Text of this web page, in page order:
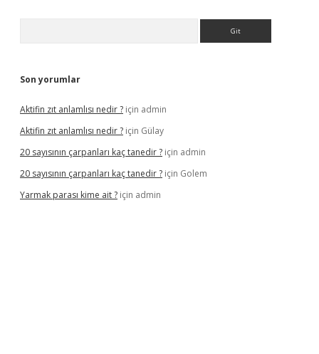
Son yorumlar
Aktifin zıt anlamlısı nedir ? için admin
Aktifin zıt anlamlısı nedir ? için Gülay
20 sayısının çarpanları kaç tanedir ? için admin
20 sayısının çarpanları kaç tanedir ? için Golem
Yarmak parası kime ait ? için admin